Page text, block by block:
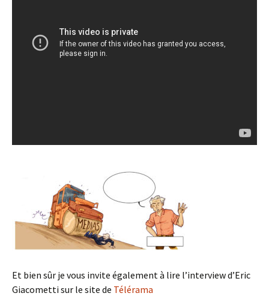
Et bien sûr je vous invite également à lire l’interview d’Eric
Giacometti sur le site de Télérama